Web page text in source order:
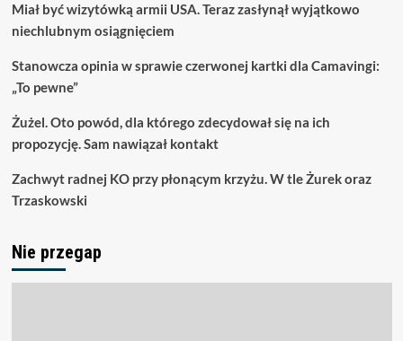
Miał być wizytówką armii USA. Teraz zasłynął wyjątkowo
niechlubnym osiągnięciem
Stanowcza opinia w sprawie czerwonej kartki dla Camavingi:
„To pewne”
Żużel. Oto powód, dla którego zdecydował się na ich
propozycję. Sam nawiązał kontakt
Zachwyt radnej KO przy płonącym krzyżu. W tle Żurek oraz
Trzaskowski
Nie przegap